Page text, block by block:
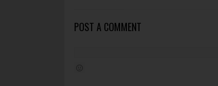
POST A COMMENT